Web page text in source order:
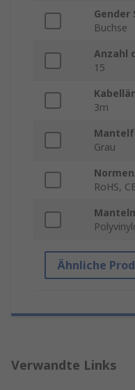
Gender
Buchse
Anzahl
15
3m
Grau
RoHS,
Ähnliche
Verwandte Links